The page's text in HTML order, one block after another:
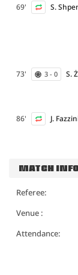
69' S.
73' 3 - 0 S.
86' J.
MATCH
Referee:
Venue :
Attendance: